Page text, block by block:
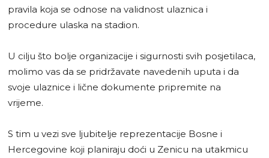
pravila koja se odnose na validnost ulaznica i
procedure ulaska na stadion.
U cilju što bolje organizacije i sigurnosti svih posjetilaca,
molimo vas da se pridržavate navedenih uputa i da
svoje ulaznice i lične dokumente pripremite na
vrijeme.
S tim u vezi sve ljubitelje reprezentacije Bosne i
Hercegovine koji planiraju doći u Zenicu na utakmicu